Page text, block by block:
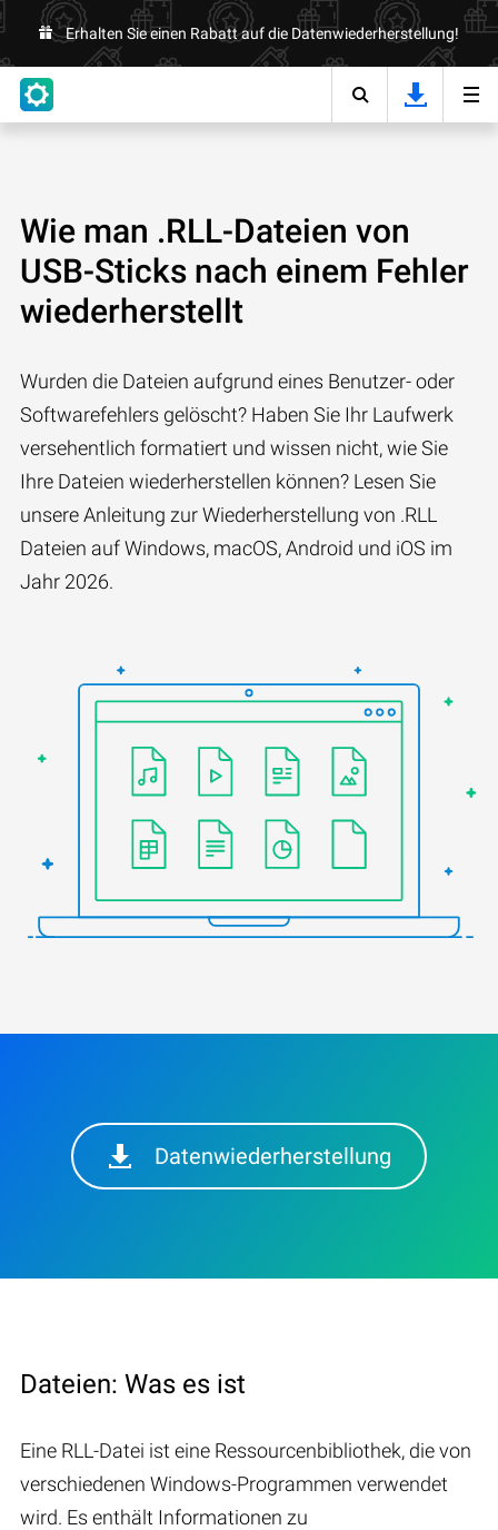
Erhalten Sie einen Rabatt auf die Datenwiederherstellung!
Wie man .RLL-Dateien von
USB-Sticks nach einem Fehler
wiederherstellt
Wurden die Dateien aufgrund eines Benutzer- oder
Softwarefehlers gelöscht? Haben Sie Ihr Laufwerk
versehentlich formatiert und wissen nicht, wie Sie
Ihre Dateien wiederherstellen können? Lesen Sie
unsere Anleitung zur Wiederherstellung von .RLL
Dateien auf Windows, macOS, Android und iOS im
Jahr 2026.
Datenwiederherstellung
Dateien: Was es ist
Eine RLL-Datei ist eine Ressourcenbibliothek, die von
verschiedenen Windows-Programmen verwendet
wird. Es enthält Informationen zu